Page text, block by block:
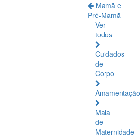
Mamã e
Pré-Mamã
Ver
todos
Cuidados
de
Corpo
Amamentação
Mala
de
Maternidade